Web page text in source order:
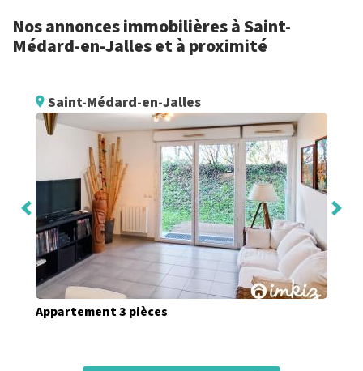
Nos annonces immobilières à Saint-
Médard-en-Jalles et à proximité
Saint-Médard-en-Jalles
Appartement 3 pièces